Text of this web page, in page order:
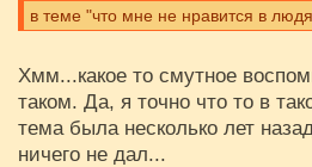
в теме "что мне не нравится в
Хмм...какое то смутное
таком. Да, я точно что то в
тема была несколько лет
ничего не дал...